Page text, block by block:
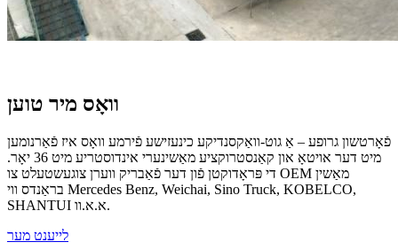
וואָס מיר טוען
פֿאָרטשון גרופע – אַ גוט-וואַקסנדיקע כינעזישע פֿירמע וואָס איז פֿאַרנומען
מיט דער אויטאָ און קאַנסטרוקציע מאַשינערי אינדוסטריע מיט 36 יאָר.
די פּראָדוקטן פֿון דער פֿאַבריק ווערן צוגעשטעלט צו OEM מאַשין
בראַנדס ווי Mercedes Benz, Weichai, Sino Truck, KOBELCO,
SHANTUI א.א.וו.
לייענט מער